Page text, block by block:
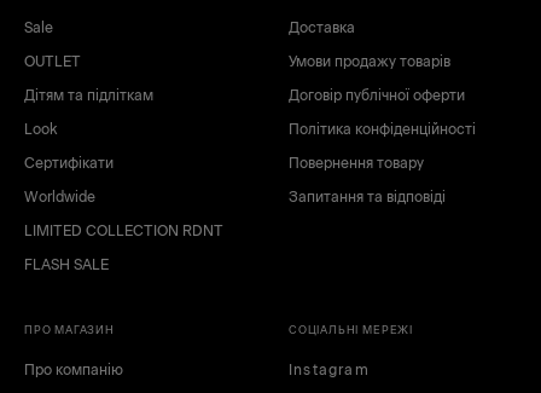
Sale
OUTLET
Дітям та підліткам
Look
Сертифікати
Worldwide
LIMITED COLLECTION RDNT
FLASH SALE
Доставка
Умови продажу товарів
Договір публічної оферти
Політика конфіденційності
Повернення товару
Запитання та відповіді
ПРО МАГАЗИН
Про компанію
СОЦІАЛЬНІ МЕРЕЖІ
Instagram